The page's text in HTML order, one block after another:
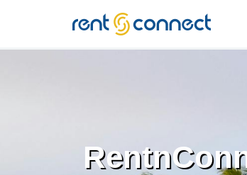
RENT'N
CONNECT